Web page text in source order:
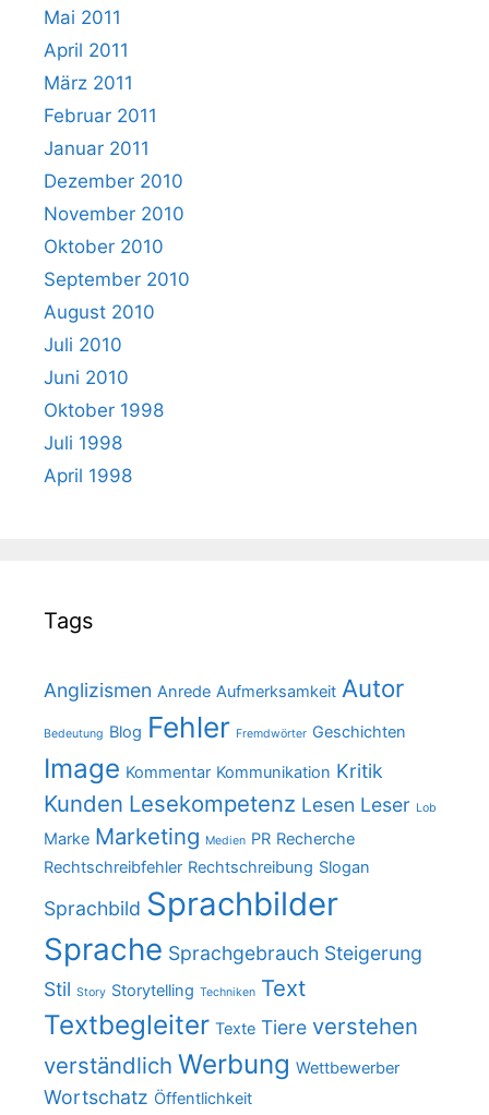
Mai 2011
April 2011
März 2011
Februar 2011
Januar 2011
Dezember 2010
November 2010
Oktober 2010
September 2010
August 2010
Juli 2010
Juni 2010
Oktober 1998
Juli 1998
April 1998
Tags
Anglizismen Anrede Aufmerksamkeit Autor
Bedeutung Blog Fehler Fremdwörter Geschichten
Image Kommentar Kommunikation Kritik
Kunden Lesekompetenz Lesen Leser Lob
Marke Marketing Medien PR Recherche
Rechtschreibfehler Rechtschreibung Slogan
Sprachbild Sprachbilder
Sprache Sprachgebrauch Steigerung
Stil Story Storytelling Techniken Text
Textbegleiter Texte Tiere verstehen
verständlich Werbung Wettbewerber
Wortschatz Öffentlichkeit